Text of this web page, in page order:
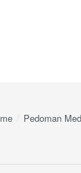
Pedoman